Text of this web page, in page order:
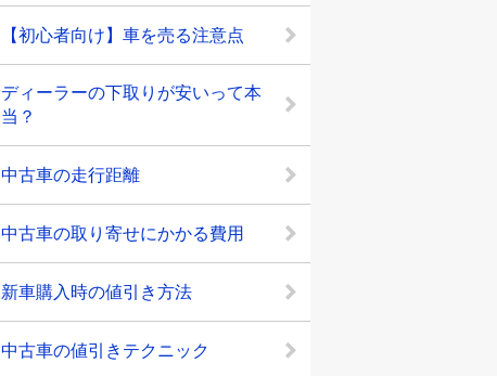
【初心者向け】車を売る注意点
ディーラーの下取りが安いって本
当？
中古車の走行距離
中古車の取り寄せにかかる費用
新車購入時の値引き方法
中古車の値引きテクニック